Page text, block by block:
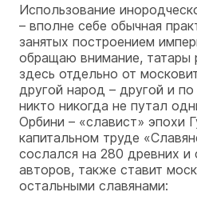
Использование
– вполне себе обычная
занятых построением
обращаю внимание, татары
здесь отдельно от
другой народ – другой и
никто никогда не путал
Орбини – «славист» эпохи
капитальном труде
сослался на 280 древних и
авторов, также ставит
остальными славянами: